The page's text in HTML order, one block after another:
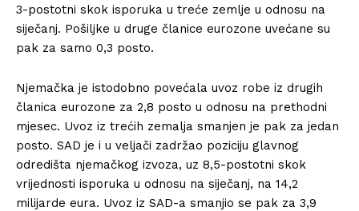
3-postotni skok isporuka u treće zemlje u odnosu na
siječanj. Pošiljke u druge članice eurozone uvećane su
pak za samo 0,3 posto.
Njemačka je istodobno povećala uvoz robe iz drugih
članica eurozone za 2,8 posto u odnosu na prethodni
mjesec. Uvoz iz trećih zemalja smanjen je pak za jedan
posto. SAD je i u veljači zadržao poziciju glavnog
odredišta njemačkog izvoza, uz 8,5-postotni skok
vrijednosti isporuka u odnosu na siječanj, na 14,2
milijarde eura. Uvoz iz SAD-a smanjio se pak za 3,9